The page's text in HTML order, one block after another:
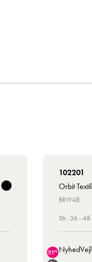
102201
Orbit
BRYNJE
Str.: 36 - 48
Nyhed